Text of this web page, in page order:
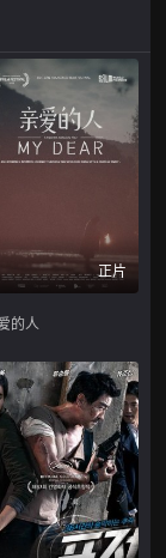
正片
的人